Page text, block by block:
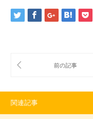
関連記事